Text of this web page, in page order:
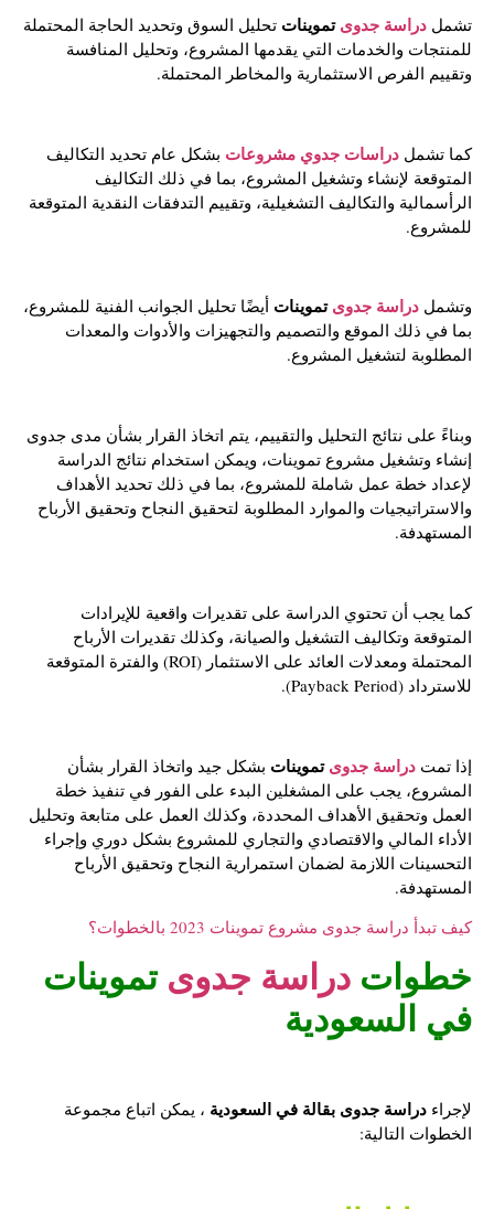
تشملدراسة جدوىتمويناتتحليل السوق وتحديد الحاجة المحتملة
للمنتجات والخدمات التي يقدمها المشروع، وتحليل المنافسة
وتقييم الفرص الاستثمارية والمخاطر المحتملة.
كما تشملدراسات جدوي مشروعاتبشكل عام تحديد التكاليف
المتوقعة لإنشاء وتشغيل المشروع، بما في ذلك التكاليف
الرأسمالية والتكاليف التشغيلية، وتقييم التدفقات النقدية المتوقعة
للمشروع.
وتشملدراسة جدوىتمويناتأيضًا تحليل الجوانب الفنية للمشروع،
بما في ذلك الموقع والتصميم والتجهيزات والأدوات والمعدات
المطلوبة لتشغيل المشروع.
وبناءً على نتائج التحليل والتقييم، يتم اتخاذ القرار بشأن مدى جدوى
إنشاء وتشغيل مشروع تموينات، ويمكن استخدام نتائج الدراسة
لإعداد خطة عمل شاملة للمشروع، بما في ذلك تحديد الأهداف
والاستراتيجيات والموارد المطلوبة لتحقيق النجاح وتحقيق الأرباح
المستهدفة.
كما يجب أن تحتوي الدراسة على تقديرات واقعية للإيرادات
المتوقعة وتكاليف التشغيل والصيانة، وكذلك تقديرات الأرباح
المحتملة ومعدلات العائد على الاستثمار (ROI) والفترة المتوقعة
للاسترداد (Payback Period).
إذا تمتدراسة جدوىتمويناتبشكل جيد واتخاذ القرار بشأن
المشروع، يجب على المشغلين البدء على الفور في تنفيذ خطة
العمل وتحقيق الأهداف المحددة، وكذلك العمل على متابعة وتحليل
الأداء المالي والاقتصادي والتجاري للمشروع بشكل دوري وإجراء
التحسينات اللازمة لضمان استمرارية النجاح وتحقيق الأرباح
المستهدفة.
كيف تبدأ دراسة جدوى مشروع تموينات 2023 بالخطوات؟
خطواتدراسة جدوىتموينات
في السعودية
لإجراءدراسة جدوى بقالة في السعودية، يمكن اتباع مجموعة
الخطوات التالية: